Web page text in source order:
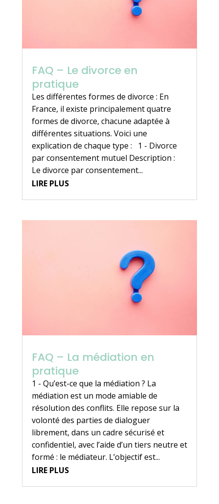
FAQ – Le divorce en
pratique
Les différentes formes de divorce : En
France, il existe principalement quatre
formes de divorce, chacune adaptée à
différentes situations. Voici une
explication de chaque type : 1 - Divorce
par consentement mutuel Description :
Le divorce par consentement...
LIRE PLUS
FAQ – La médiation en
pratique
1 - Qu’est-ce que la médiation ? La
médiation est un mode amiable de
résolution des conflits. Elle repose sur la
volonté des parties de dialoguer
librement, dans un cadre sécurisé et
confidentiel, avec l’aide d’un tiers neutre et
formé : le médiateur. L’objectif est...
LIRE PLUS